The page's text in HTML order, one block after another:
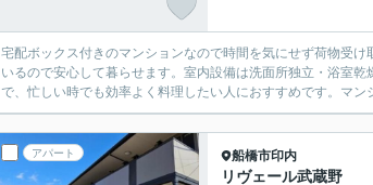
宅配ボックス付きのマンションなので時間を気にせず荷物受
いるので安心して暮らせます。室内設備は洗面所独立・浴室
で、忙しい時でも効率よく料理したい人におすすめです。マ
アパート 船橋市印内
リヴェール武蔵野